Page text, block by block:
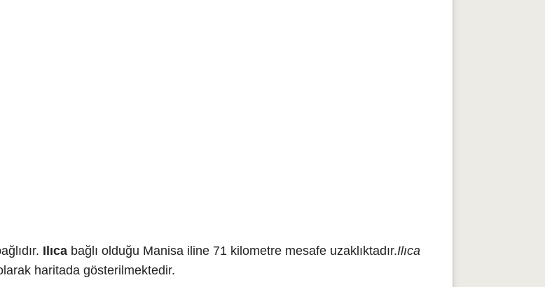
Ilıca bağlı olduğu Manisa iline 71 kilometre mesafe uzaklıktadır.Ilıca
haritada gösterilmektedir.